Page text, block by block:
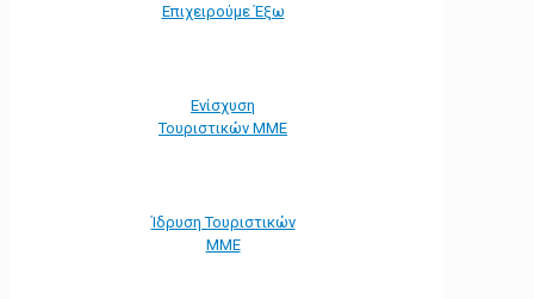
Επιχειρούμε Έξω
Ενίσχυση
Τουριστικών ΜΜΕ
Ίδρυση Τουριστικών
ΜΜΕ